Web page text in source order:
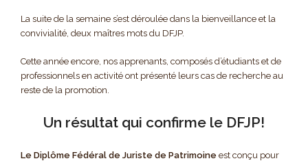
La suite de la semaine s’est déroulée dans la bienveillance et la
convivialité, deux maîtres mots du DFJP.
Cette année encore, nos apprenants, composés d’étudiants et de
professionnels en activité ont présenté leurs cas de recherche au
reste de la promotion.
Un résultat qui confirme le DFJP!
Le Diplôme Fédéral de Juriste de Patrimoine est conçu pour